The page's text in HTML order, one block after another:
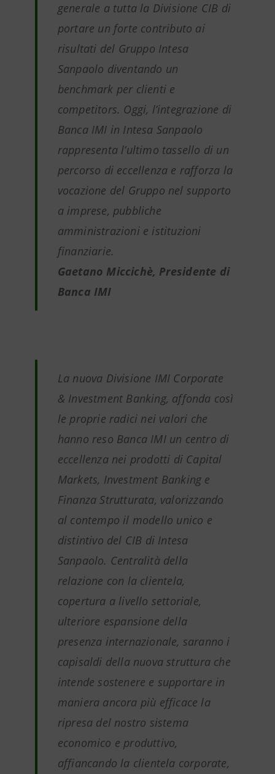
generale a tutta la Divisione CIB di
portare un forte contributo ai
risultati del Gruppo Intesa
Sanpaolo diventando un
benchmark per clienti e
competitors. Oggi, l’integrazione di
Banca IMI in Intesa Sanpaolo
rappresenta l’ultimo tassello di un
percorso di eccellenza e rafforza la
vocazione del Gruppo nel supporto
a imprese, pubbliche
amministrazioni e istituzioni
finanziarie.
Gaetano Miccichè, Presidente di
Banca IMI
La nuova Divisione IMI Corporate
& Investment Banking, affonda così
le proprie radici nei valori che
hanno reso Banca IMI un centro di
eccellenza nei prodotti di Capital
Markets, Investment Banking e
Finanza Strutturata, valorizzando
al contempo il modello unico e
distintivo del CIB di Intesa
Sanpaolo. Centralità della
relazione con la clientela,
copertura a livello settoriale,
ulteriore espansione della
presenza internazionale, saranno i
capisaldi della nuova struttura che
intende sostenere e supportare in
maniera ancora più efficace la
ripresa del nostro sistema
economico e produttivo,
affiancando la clientela corporate,